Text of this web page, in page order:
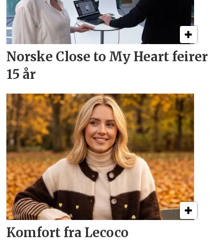
Norske Close to My Heart feirer
15 år
Komfort fra Lecoco